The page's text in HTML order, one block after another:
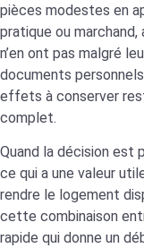
pièces modestes en
pratique ou marchand,
n’en ont pas malgré
documents
effets à conserver
complet.
Quand la décision est
ce qui a une valeur
rendre le logement
cette combinaison
rapide qui donne un